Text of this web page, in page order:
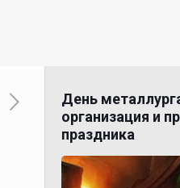
День
организация и
праздника